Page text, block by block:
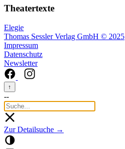
Theatertexte
Elegie
Thomas Sessler Verlag GmbH © 2025
Impressum
Datenschutz
Newsletter
↑
--
Zur Detailsuche →